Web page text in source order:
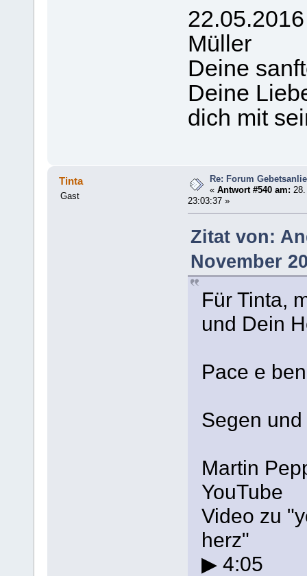
Müller
Deine
Deine
dich mit
Tinta
Gast
Re: Forum
«Antwort #540 am:
23:03:37 »
Zitat von:
November
Für Tinta,
und Dein
Pace e
Segen
Martin
YouTube
Video zu
herz"
▶ 4:05